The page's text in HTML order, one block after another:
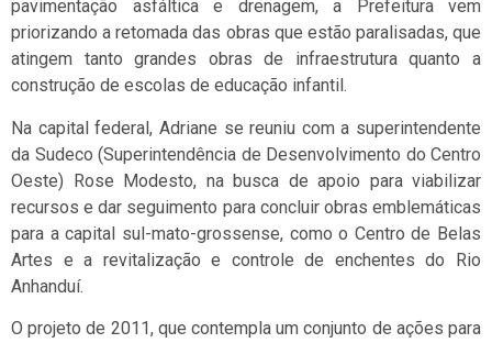
pavimentação asfáltica e drenagem, a Prefeitura vem
priorizando a retomada das obras que estão paralisadas, que
atingem tanto grandes obras de infraestrutura quanto a
construção de escolas de educação infantil.
Na capital federal, Adriane se reuniu com a superintendente
da Sudeco (Superintendência de Desenvolvimento do Centro
Oeste) Rose Modesto, na busca de apoio para viabilizar
recursos e dar seguimento para concluir obras emblemáticas
para a capital sul-mato-grossense, como o Centro de Belas
Artes e a revitalização e controle de enchentes do Rio
Anhanduí.
O projeto de 2011, que contempla um conjunto de ações para